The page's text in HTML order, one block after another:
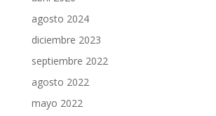
agosto 2024
diciembre 2023
septiembre 2022
agosto 2022
mayo 2022